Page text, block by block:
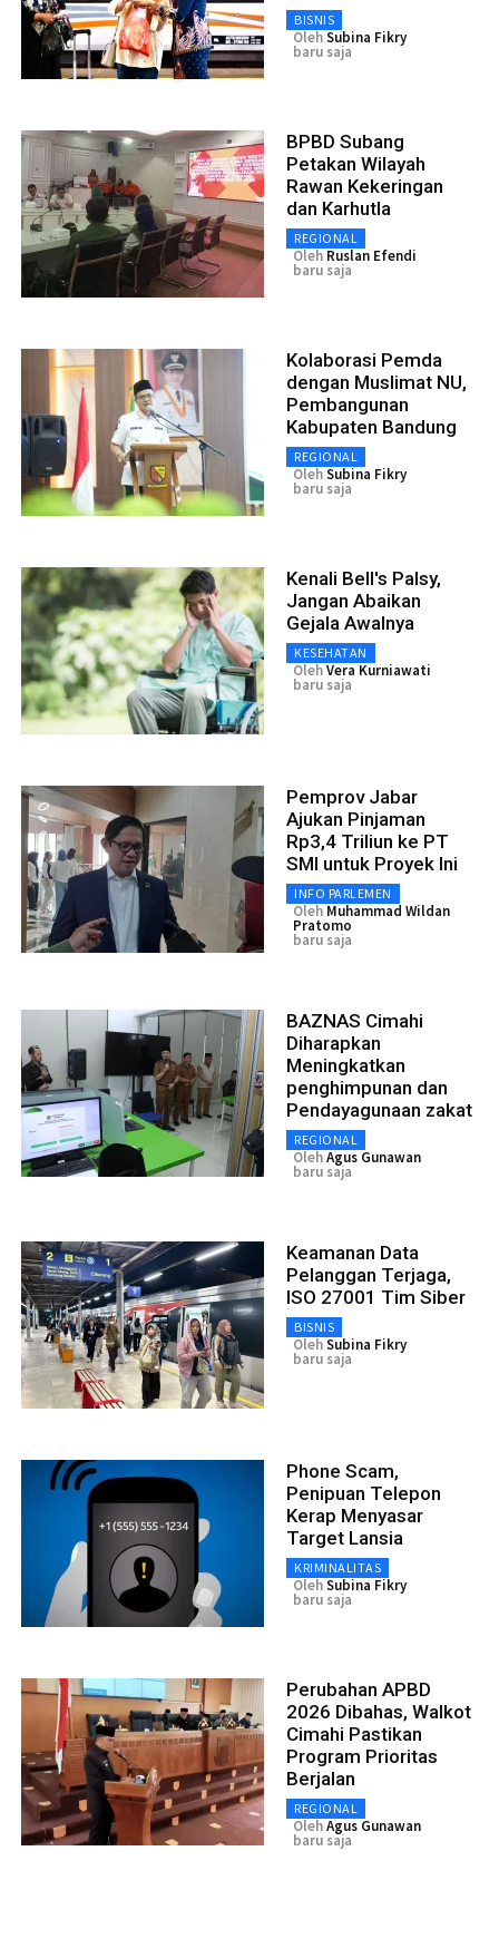
BISNIS
OlehSubina Fikry
baru saja
BPBD Subang
Petakan Wilayah
Rawan Kekeringan
dan Karhutla
REGIONAL
Oleh Ruslan Efendi
baru saja
Kolaborasi Pemda
dengan Muslimat NU,
Pembangunan
Kabupaten Bandung
REGIONAL
OlehSubina Fikry
baru saja
Kenali Bell's Palsy,
Jangan Abaikan
Gejala Awalnya
KESEHATAN
OlehVera Kurniawati
baru saja
Pemprov Jabar
Ajukan Pinjaman
Rp3,4 Triliun ke PT
SMI untuk Proyek Ini
INFO PARLEMEN
Oleh Muhammad Wildan
Pratomo
baru saja
BAZNAS Cimahi
Diharapkan
Meningkatkan
penghimpunan dan
Pendayagunaan zakat
REGIONAL
OlehAgus Gunawan
baru saja
Keamanan Data
Pelanggan Terjaga,
ISO 27001 Tim Siber
BISNIS
OlehSubina Fikry
baru saja
Phone Scam,
Penipuan Telepon
Kerap Menyasar
Target Lansia
KRIMINALITAS
OlehSubina Fikry
baru saja
Perubahan APBD
2026 Dibahas, Walkot
Cimahi Pastikan
Program Prioritas
Berjalan
REGIONAL
OlehAgus Gunawan
baru saja